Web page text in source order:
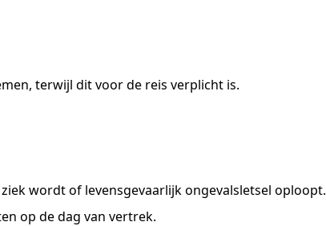
terwijl dit voor de reis verplicht is.
wordt of levensgevaarlijk ongevalsletsel oploopt.
op de dag van vertrek.